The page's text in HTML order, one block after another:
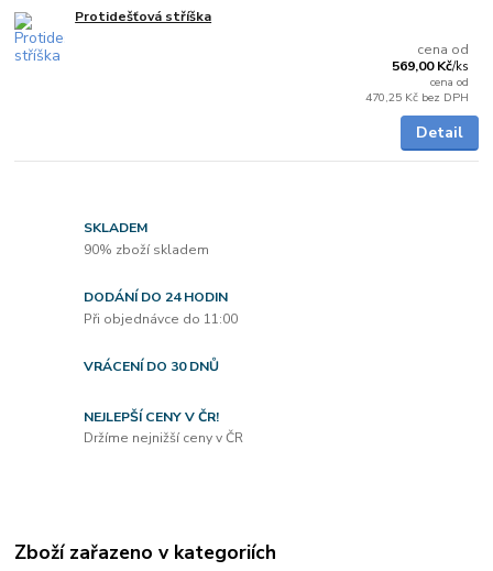
Protidešťová stříška
cena od
569,00 Kč/ks
cena od
470,25 Kč bez DPH
Detail
SKLADEM
90% zboží skladem
DODÁNÍ DO 24 HODIN
Při objednávce do 11:00
VRÁCENÍ DO 30 DNŮ
NEJLEPŠÍ CENY V ČR!
Držíme nejnižší ceny v ČR
Zboží zařazeno v kategoriích